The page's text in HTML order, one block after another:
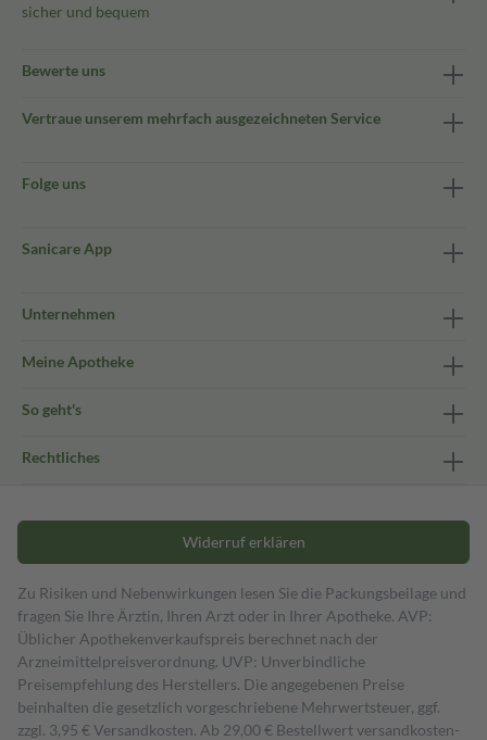
sicher und bequem
Bewerte uns
Vertraue unserem mehrfach ausgezeichneten Service
Folge uns
Sanicare App
Unternehmen
Meine Apotheke
So geht's
Rechtliches
Widerruf erklären
Zu Risiken und Nebenwirkungen lesen Sie die Packungsbeilage und
fragen Sie Ihre Ärztin, Ihren Arzt oder in Ihrer Apotheke. AVP:
Üblicher Apothekenverkaufspreis berechnet nach der
Arzneimittelpreisverordnung. UVP: Unverbindliche
Preisempfehlung des Herstellers. Die angegebenen Preise
beinhalten die gesetzlich vorgeschriebene Mehrwertsteuer, ggf.
zzgl. 3,95 € Versandkosten. Ab 29,00 € Bestell­wert versand­kosten­